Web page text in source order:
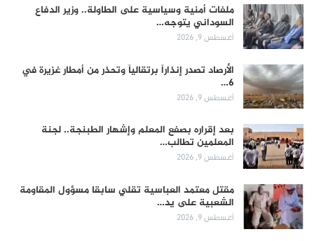
ملفات أمنية وسياسية على الطاولة.. وزير الدفاع
السوداني يتوجه…
أغسطس 9, 2026
الأرصاد تصدر إنذاراً برتقالياً وتحذر من أمطار غزيرة في
6…
أغسطس 9, 2026
بعد إقراره بصفع المعلم وإشهار الطبنجة.. لجنة
المعلمين تطالب…
أغسطس 9, 2026
مقتل معتمد العباسية تقلي سابقا مسؤول المقاومة
الشعبية على يد…
أغسطس 9, 2026